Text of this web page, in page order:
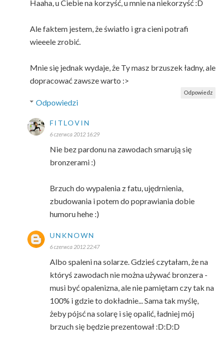
Haaha, u Ciebie na korzyść, u mnie na niekorzyść :D
Ale faktem jestem, że światło i gra cieni potrafi
wieeele zrobić.
Mnie się jednak wydaje, że Ty masz brzuszek ładny, ale
dopracować zawsze warto :>
Odpowiedz
Odpowiedzi
FITLOVIN
6 czerwca 2012 16:29
Nie bez pardonu na zawodach smarują się
bronzerami :)
Brzuch do wypalenia z fatu, ujędrnienia,
zbudowania i potem do poprawiania dobie
humoru hehe :)
UNKNOWN
6 czerwca 2012 22:47
Albo spaleni na solarze. Gdzieś czytałam, że na
któryś zawodach nie można używać bronzera -
musi być opalenizna, ale nie pamiętam czy tak na
100% i gdzie to dokładnie... Sama tak myślę,
żeby pójsć na solarę i się opalić, ładniej mój
brzuch się będzie prezentował :D:D:D